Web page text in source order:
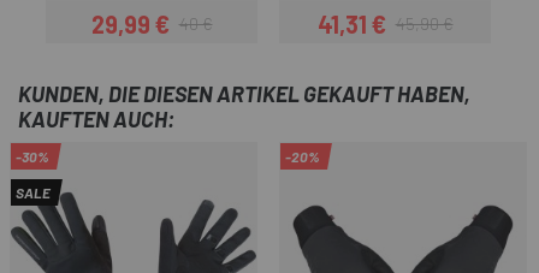
Preis
29,99 €Regulärer Preis
40 €
Preis
41,31 €Regulärer Preis
45,90 €
KUNDEN, DIE DIESEN ARTIKEL GEKAUFT HABEN,
KAUFTEN AUCH:
-30%
SALE
-20%